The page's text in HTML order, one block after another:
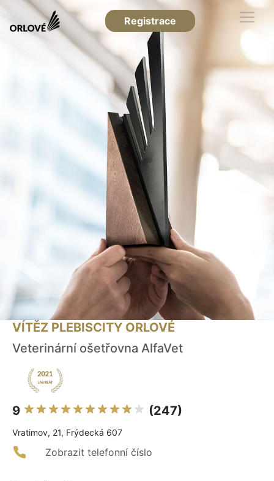
Registrace
VÍTĚZ PLEBISCITY ORLOVÉ
Veterinární ošetřovna AlfaVet
9 (247)
Vratimov, 21, Frýdecká 607
Zobrazit telefonní číslo